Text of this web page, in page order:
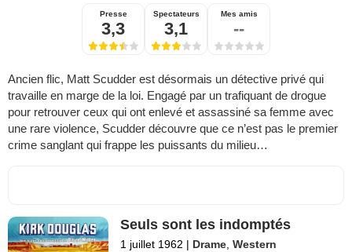
Presse
3,3
Spectateurs
3,1
Mes amis
--
Ancien flic, Matt Scudder est désormais un détective privé qui
travaille en marge de la loi. Engagé par un trafiquant de drogue
pour retrouver ceux qui ont enlevé et assassiné sa femme avec
une rare violence, Scudder découvre que ce n’est pas le premier
crime sanglant qui frappe les puissants du milieu…
Seuls sont les indomptés
1 juillet 1962 | Drame,Western